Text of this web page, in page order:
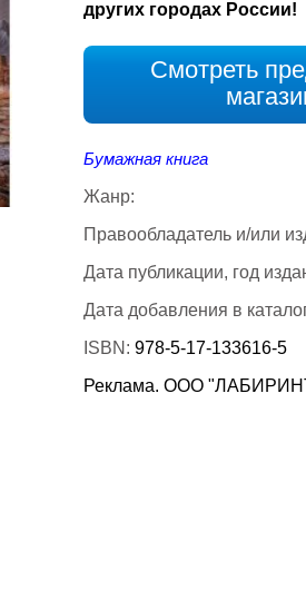
других городах России!
Смотреть
Бумажная книга
Жанр:
Правообладатель и/или
Дата публикации, год
Дата добавления в
ISBN: 978-5-17-133616-5
Реклама. ООО